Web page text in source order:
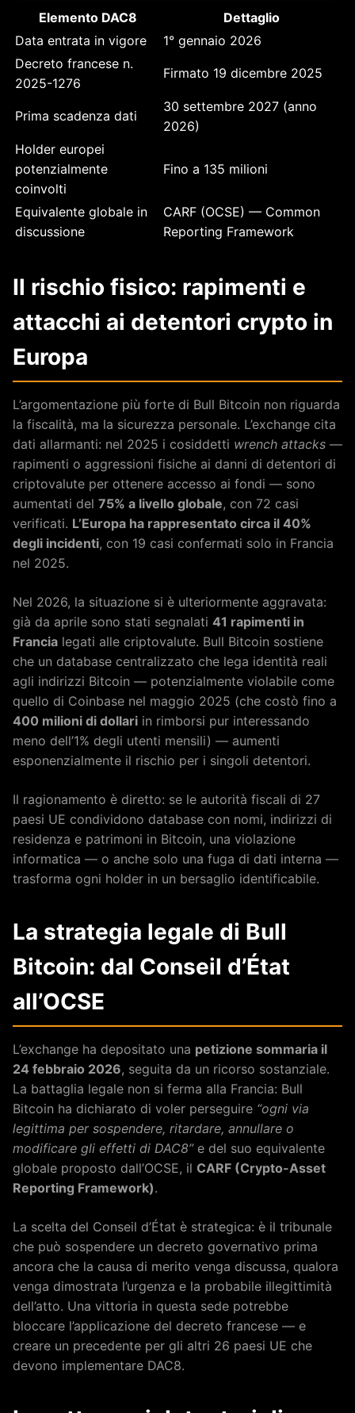
Elemento DAC8
Dettaglio
Data entrata in vigore
1° gennaio 2026
Decreto francese n.
2025-1276
Firmato 19 dicembre 2025
Prima scadenza dati
30 settembre 2027 (anno
2026)
Holder europei
potenzialmente
coinvolti
Fino a 135 milioni
Equivalente globale in
discussione
CARF (OCSE) — Common
Reporting Framework
Il rischio fisico: rapimenti e
attacchi ai detentori crypto in
Europa
L’argomentazione più forte di Bull Bitcoin non riguarda
la fiscalità, ma la sicurezza personale. L’exchange cita
dati allarmanti: nel 2025 i cosiddetti wrench attacks —
rapimenti o aggressioni fisiche ai danni di detentori di
criptovalute per ottenere accesso ai fondi — sono
aumentati del 75% a livello globale, con 72 casi
verificati. L’Europa ha rappresentato circa il 40%
degli incidenti, con 19 casi confermati solo in Francia
nel 2025.
Nel 2026, la situazione si è ulteriormente aggravata:
già da aprile sono stati segnalati 41 rapimenti in
Francia legati alle criptovalute. Bull Bitcoin sostiene
che un database centralizzato che lega identità reali
agli indirizzi Bitcoin — potenzialmente violabile come
quello di Coinbase nel maggio 2025 (che costò fino a
400 milioni di dollari in rimborsi pur interessando
meno dell’1% degli utenti mensili) — aumenti
esponenzialmente il rischio per i singoli detentori.
Il ragionamento è diretto: se le autorità fiscali di 27
paesi UE condividono database con nomi, indirizzi di
residenza e patrimoni in Bitcoin, una violazione
informatica — o anche solo una fuga di dati interna —
trasforma ogni holder in un bersaglio identificabile.
La strategia legale di Bull
Bitcoin: dal Conseil d’État
all’OCSE
L’exchange ha depositato una petizione sommaria il
24 febbraio 2026, seguita da un ricorso sostanziale.
La battaglia legale non si ferma alla Francia: Bull
Bitcoin ha dichiarato di voler perseguire “ogni via
legittima per sospendere, ritardare, annullare o
modificare gli effetti di DAC8”e del suo equivalente
globale proposto dall’OCSE, il CARF (Crypto-Asset
Reporting Framework).
La scelta del Conseil d’État è strategica: è il tribunale
che può sospendere un decreto governativo prima
ancora che la causa di merito venga discussa, qualora
venga dimostrata l’urgenza e la probabile illegittimità
dell’atto. Una vittoria in questa sede potrebbe
bloccare l’applicazione del decreto francese — e
creare un precedente per gli altri 26 paesi UE che
devono implementare DAC8.